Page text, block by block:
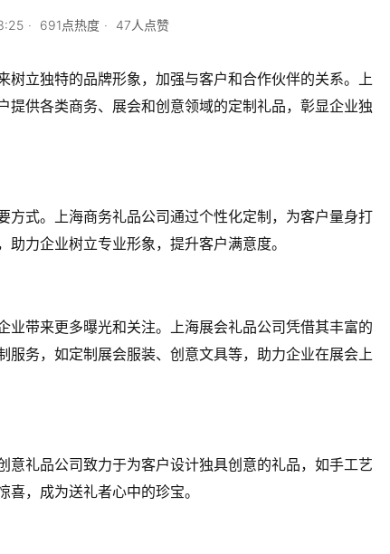
691点热度 47人点赞
立独特的品牌形象，加强与客户和合作伙伴的关系。上
供各类商务、展会和创意领域的定制礼品，彰显企业独
方式。上海商务礼品公司通过个性化定制，为客户量身打
力企业树立专业形象，提升客户满意度。
带来更多曝光和关注。上海展会礼品公司凭借其丰富的
务，如定制展会服装、创意文具等，助力企业在展会上
礼品公司致力于为客户设计独具创意的礼品，如手工艺
，成为送礼者心中的珍宝。